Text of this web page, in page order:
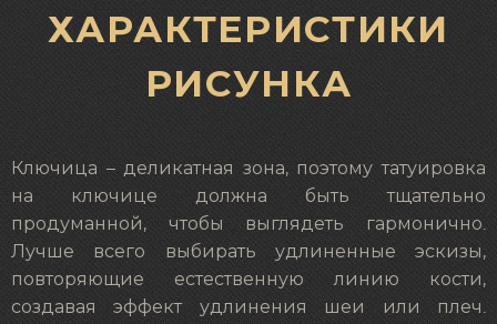
ХАРАКТЕРИСТИКИ
РИСУНКА
Ключица – деликатная зона, поэтому татуировка
на ключице должна быть тщательно
продуманной, чтобы выглядеть гармонично.
Лучше всего выбирать удлиненные эскизы,
повторяющие естественную линию кости,
создавая эффект удлинения шеи или плеч.